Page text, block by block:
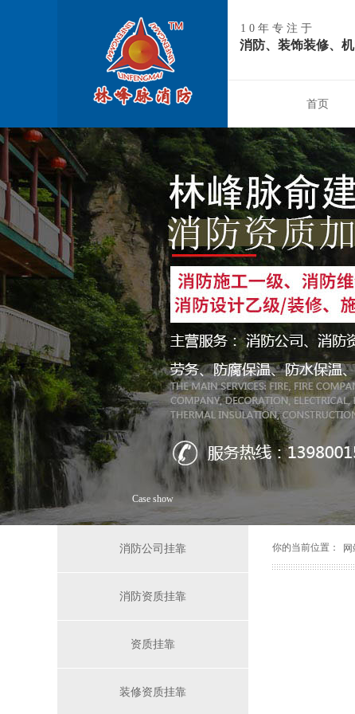
首页
10年专注于
消防、装饰装修、
案例展示
Case show
消防公司挂靠
消防资质挂靠
资质挂靠
装修资质挂靠
你的当前位置：